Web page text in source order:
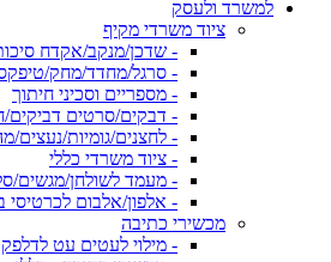
למשרד ולעסק
ציוד משרדי מקיף
- שדכן/מנקב/אקדח
- סרגל/מחדד/מחק/
- מספריים וסכיני חיתוך
- דבקים/סרטים דביקים/
- לחצנים/גומיות/נעצים/
- ציוד משרדי כללי
- מעמד לשולחן/מגשים/
- אלפון/אלבום לכרטיסי
מכשירי כתיבה
- מילוי לעטים עט לדלפק